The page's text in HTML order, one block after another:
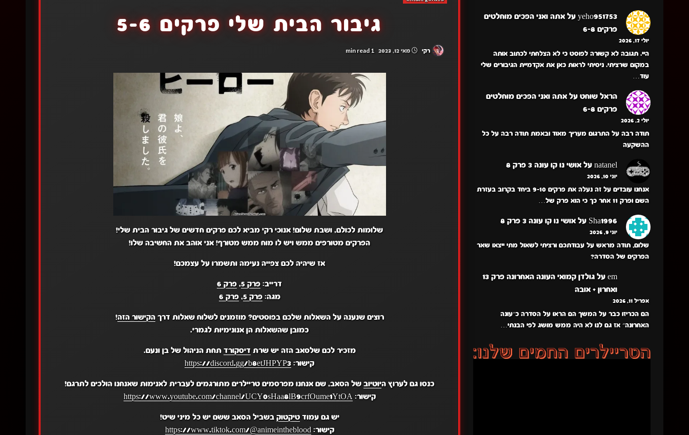
גיבור הבית שלי פרקים 5-6
רקי מאי 12, 2023 1 min read
שלומות לכולם, ושבת שלום! אנוכי רקי מביא לכם פרקים חדשים של גיבור הבית שלי!
הפרקים מטורפים ממש ויש לו מוח ממש מטורף! אני אוהב את החשיבה שלו!
אז שיהיה לכם צפייה נעימה ותשמרו על עצמכם!
דרייב: פרק 5 , פרק 6
מגה:פרק 5 ,פרק 6
רוצים שנענה על השאלות שלכם בפוסטים? מוזמנים לשלוח שאלות דרךהקישור הזה!
כמובן שהשאלות הן אנונימיות לגמרי.
מזכיר לכם שלסאב הזה יש שרת דיסקורד תחת הניהול של בן ונעם.
קישור: https://discord.gg/b8etJHPYP3
כנסו גם לערוץ היוטיובשל הסאב, שם אנחנו מפרסמים טריילרים מתורגמים לעברית לאנימות שאנחנו הולכים לתרגם!
קישור: https://www.youtube.com/channel/UCY0sHaa8lB9crfOume1YtOA
יש גם עמודטיקטוק בשביל הסאב ששם יש כל מיני שיט!
קישור: https://www.tiktok.com/@animeintheblood
yeho951753 עלאתה ואני הפכים מוחלטים
פרקים 6-8
יולי 17, 2026
היי. תגובה לא קשורה לפוסט כי לא הצלחתי לכתוב אותה
במקום שרציתי. ניסיתי לראות כאן את אקדמיית הגיבורים שלי
עוד…
הראל שוחט עלאתה ואני הפכים מוחלטים
פרקים 6-8
יולי 2, 2026
תודה רבה על התרגום מעריך מאוד ובאמת תודה רבה על כל
ההשקעה
natanel עלאושי נו קו עונה 3 פרק 8
יוני 10, 2026
אנחנו עובדים על זה נעלה את פרקים 9-10 ביחד בקרוב בעזרת
השם ופרק 11 אחר כך כי הוא פרק של…
Sha1996 עלאושי נו קו עונה 3 פרק 8
יוני 9, 2026
שלום, תודה מראש על עבודתכם ורציתי לשאול מתי ייצאו שאר
הפרקים של הסדרה?
em על
גולדן קמואי העונה האחרונה פרק 13
ואחרון + אובה
אפריל 11, 2026
הם הכריזו כבר על המשך הם הראו על הסדרה כ״עונה
האחרונה״ אז גם לנו לא היה ממש מושג לפי הבנתי…